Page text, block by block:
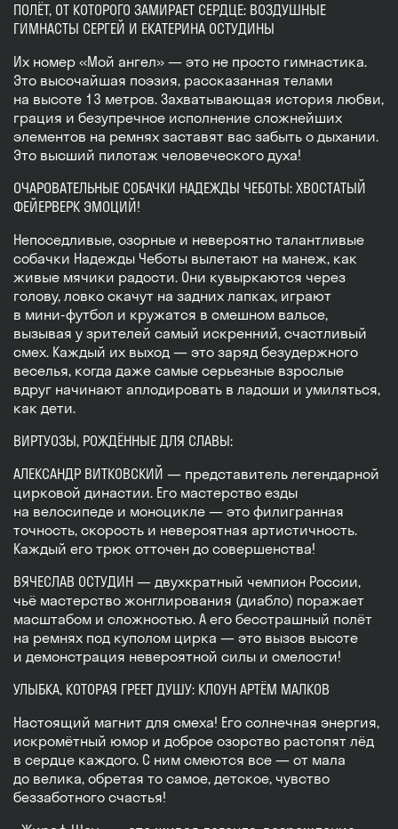
ПОЛЁТ, ОТ КОТОРОГО ЗАМИРАЕТ СЕРДЦЕ: ВОЗДУШНЫЕ
ГИМНАСТЫ СЕРГЕЙ И ЕКАТЕРИНА ОСТУДИНЫ
Их номер «Мой ангел» — это не просто гимнастика.
Это высочайшая поэзия, рассказанная телами
на высоте 13 метров. Захватывающая история любви,
грация и безупречное исполнение сложнейших
элементов на ремнях заставят вас забыть о дыхании.
Это высший пилотаж человеческого духа!
ОЧАРОВАТЕЛЬНЫЕ СОБАЧКИ НАДЕЖДЫ ЧЕБОТЫ: ХВОСТАТЫЙ
ФЕЙЕРВЕРК ЭМОЦИЙ!
Непоседливые, озорные и невероятно талантливые
собачки Надежды Чеботы вылетают на манеж, как
живые мячики радости. Они кувыркаются через
голову, ловко скачут на задних лапках, играют
в мини-футбол и кружатся в смешном вальсе,
вызывая у зрителей самый искренний, счастливый
смех. Каждый их выход — это заряд безудержного
веселья, когда даже самые серьезные взрослые
вдруг начинают аплодировать в ладоши и умиляться,
как дети.
ВИРТУОЗЫ, РОЖДЁННЫЕ ДЛЯ СЛАВЫ:
АЛЕКСАНДР ВИТКОВСКИЙ — представитель легендарной
цирковой династии. Его мастерство езды
на велосипеде и моноцикле — это филигранная
точность, скорость и невероятная артистичность.
Каждый его трюк отточен до совершенства!
ВЯЧЕСЛАВ ОСТУДИН — двухкратный чемпион России,
чьё мастерство жонглирования (диабло) поражает
масштабом и сложностью. А его бесстрашный полёт
на ремнях под куполом цирка — это вызов высоте
и демонстрация невероятной силы и смелости!
УЛЫБКА, КОТОРАЯ ГРЕЕТ ДУШУ: КЛОУН АРТЁМ МАЛКОВ
Настоящий магнит для смеха! Его солнечная энергия,
искромётный юмор и доброе озорство растопят лёд
в сердце каждого. С ним смеются все — от мала
до велика, обретая то самое, детское, чувство
беззаботного счастья!